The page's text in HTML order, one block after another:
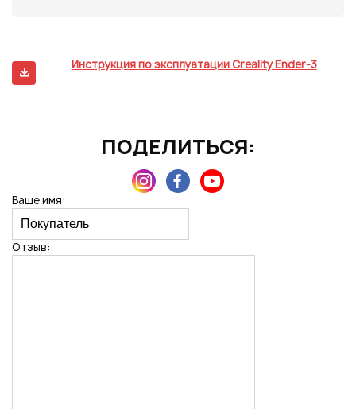
Инструкция по эксплуатации Creality Ender-3
ПОДЕЛИТЬСЯ:
Ваше имя:
Отзыв: